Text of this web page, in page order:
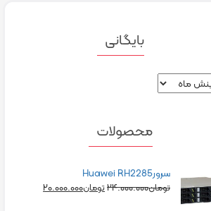
بایگانی
محصولات
سرورHuawei RH2285
تومان۲۴.۰۰۰.۰۰۰تومان۲۰.۰۰۰.۰۰۰